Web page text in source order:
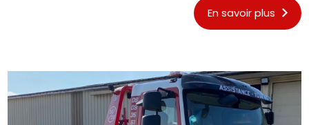
En savoir plus